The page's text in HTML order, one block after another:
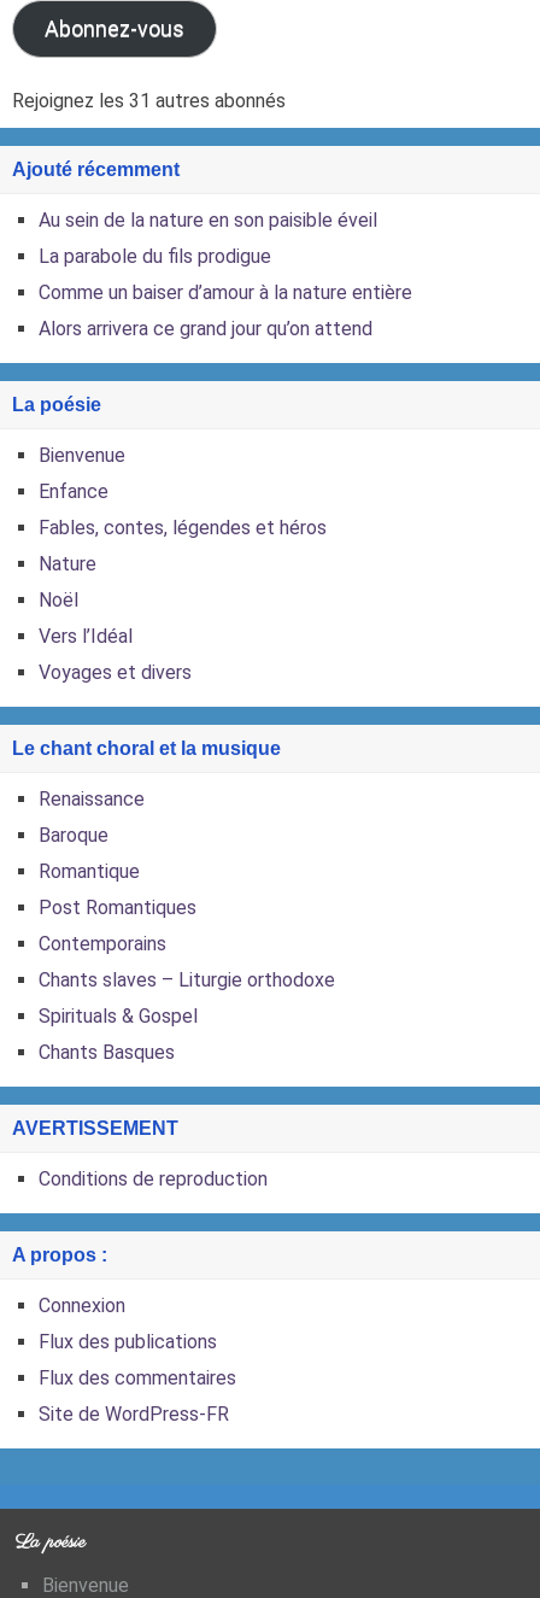
Abonnez-vous
Rejoignez les 31 autres abonnés
Ajouté récemment
Au sein de la nature en son paisible éveil
La parabole du fils prodigue
Comme un baiser d’amour à la nature entière
Alors arrivera ce grand jour qu’on attend
La poésie
Bienvenue
Enfance
Fables, contes, légendes et héros
Nature
Noël
Vers l’Idéal
Voyages et divers
Le chant choral et la musique
Renaissance
Baroque
Romantique
Post Romantiques
Contemporains
Chants slaves – Liturgie orthodoxe
Spirituals & Gospel
Chants Basques
AVERTISSEMENT
Conditions de reproduction
A propos :
Connexion
Flux des publications
Flux des commentaires
Site de WordPress-FR
La poésie
Bienvenue